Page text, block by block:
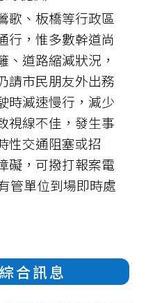
歌、板橋等行政區
行，惟多數幹道尚
、道路縮減狀況，
請市民朋友外出務
時減速慢行，減少
視線不佳，發生事
性交通阻塞或招
礙，可撥打報案電
管單位到場即時處
合訊息